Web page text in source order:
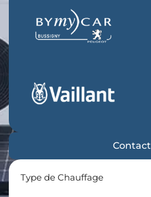
Contact
Type de Chauffage